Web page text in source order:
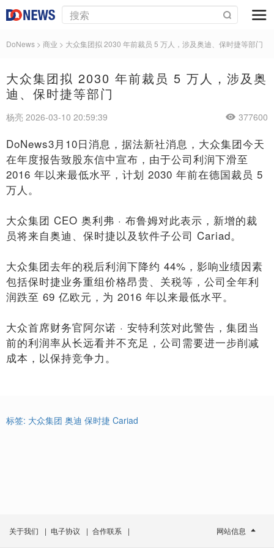
DoNews > 商业 > 大众集团拟 2030 年前裁员 5 万人，涉及奥迪、保时捷等部门
大众集团拟 2030 年前裁员 5 万人，涉及奥
迪、保时捷等部门
杨亮 2026-03-10 20:59:39 377600
DoNews3月10日消息，据法新社消息，大众集团今天
在年度报告致股东信中宣布，由于公司利润下滑至
2016 年以来最低水平，计划 2030 年前在德国裁员 5
万人。
大众集团 CEO 奥利弗 · 布鲁姆对此表示，新增的裁
员将来自奥迪、保时捷以及软件子公司 Cariad。
大众集团去年的税后利润下降约 44%，影响业绩因素
包括保时捷业务重组价格昂贵、关税等，公司全年利
润跌至 69 亿欧元，为 2016 年以来最低水平。
大众首席财务官阿尔诺 · 安特利茨对此警告，集团当
前的利润率从长远看并不充足，公司需要进一步削减
成本，以保持竞争力。
标签: 大众集团 奥迪 保时捷 Cariad
关于我们 | 电子协议 | 合作联系 | 网站信息